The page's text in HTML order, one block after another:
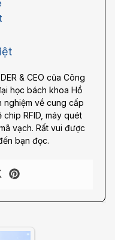
& CEO của Công
học bách khoa Hồ
nghiệm về cung cấp
RFID, máy quét
vạch. Rất vui được
bạn đọc.